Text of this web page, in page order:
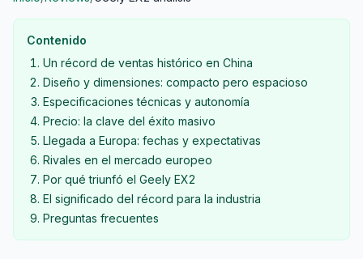
Contenido
Un récord de ventas histórico en China
Diseño y dimensiones: compacto pero espacioso
Especificaciones técnicas y autonomía
Precio: la clave del éxito masivo
Llegada a Europa: fechas y expectativas
Rivales en el mercado europeo
Por qué triunfó el Geely EX2
El significado del récord para la industria
Preguntas frecuentes